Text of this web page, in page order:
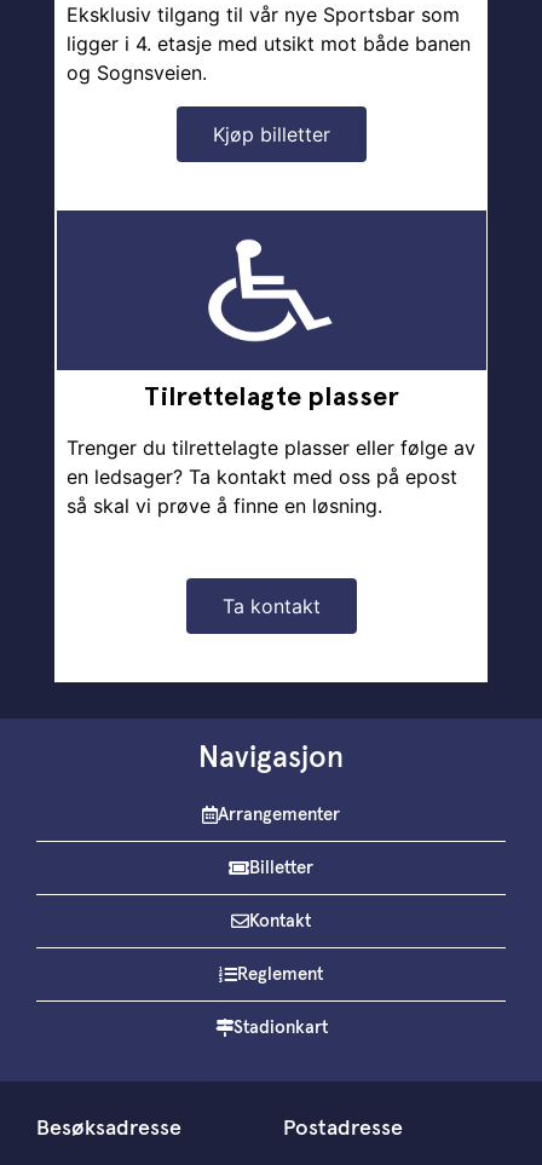
Eksklusiv tilgang til vår nye Sportsbar som
ligger i 4. etasje med utsikt mot både banen
og Sognsveien.
Kjøp billetter
Tilrettelagte plasser
Trenger du tilrettelagte plasser eller følge av
en ledsager? Ta kontakt med oss på epost
så skal vi prøve å finne en løsning.
Ta kontakt
Navigasjon
Arrangementer
Billetter
Kontakt
Reglement
Stadionkart
Besøksadresse Postadresse